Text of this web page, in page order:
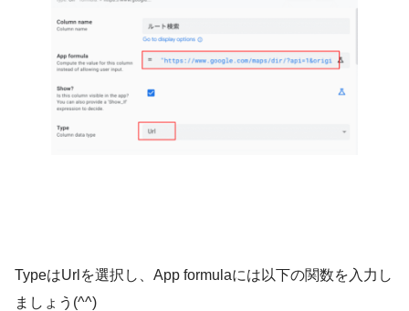
TypeはUrlを選択し、App formulaには以下の関数を入力し
ましょう(^^)